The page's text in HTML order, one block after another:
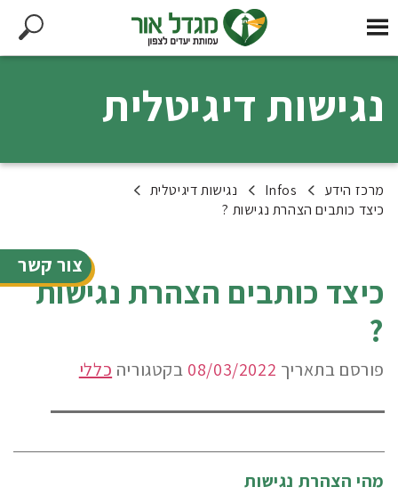
צור קשר
נגישות דיגיטלית
מרכז הידע Infos
נגישות דיגיטלית
כיצד כותבים הצהרת נגישות ?
כיצד כותבים הצהרת נגישות
?
פורסם בתאריך 08/03/2022 בקטגוריה כללי
מהי הצהרת נגישות